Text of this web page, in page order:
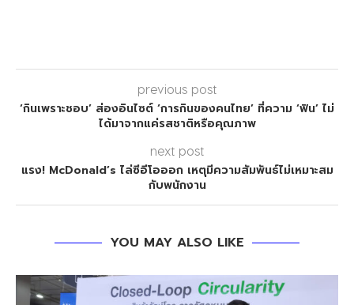
previous post
‘กินเพราะชอบ’ ส่องอินไซต์ ‘​การกินของคนไทย’ ที่ความ ‘ฟิน’ ไม่
ได้มาจากแค่รสชาติหรือคุณภาพ
next post
แรง! McDonald’s ไล่ซีอีโอออก เหตุมีความสัมพันธ์ไม่เหมาะสม
กับพนักงาน
YOU MAY ALSO LIKE